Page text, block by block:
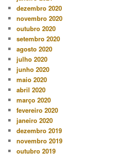
dezembro 2020
novembro 2020
outubro 2020
setembro 2020
agosto 2020
julho 2020
junho 2020
maio 2020
abril 2020
março 2020
fevereiro 2020
janeiro 2020
dezembro 2019
novembro 2019
outubro 2019